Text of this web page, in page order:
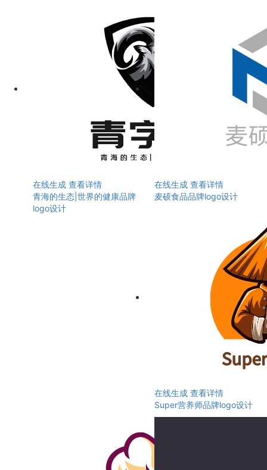
在线生成 查看详情
青海的生态|世界的健康品牌
logo设计
在线生成 查看详情
麦硕食品品牌logo设计
在线生成 查看详情
Super营养师品牌logo设计